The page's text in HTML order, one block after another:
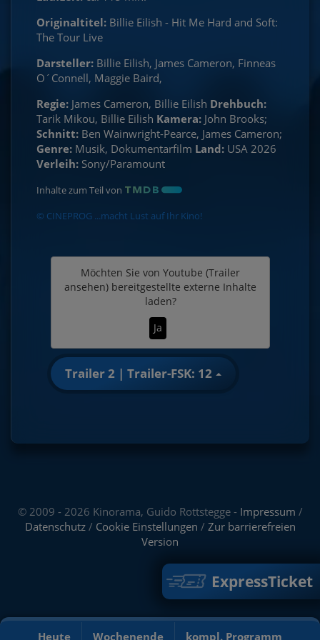
Heute Wochenende kompl. Programm
ExpressTicket
Originaltitel: Billie Eilish - Hit Me Hard and Soft:
The Tour Live
Darsteller: Billie Eilish, James Cameron, Finneas
O´Connell, Maggie Baird,
Regie: James Cameron, Billie Eilish Drehbuch:
Tarik Mikou, Billie Eilish Kamera: John Brooks;
Schnitt: Ben Wainwright-Pearce, James Cameron;
Genre: Musik, Dokumentarfilm Land: USA 2026
Verleih: Sony/Paramount
Inhalte zum Teil von
© CINEPROG ...macht Lust auf Ihr Kino!
Möchten Sie von Youtube (Trailer
ansehen) bereitgestellte externe Inhalte
laden?
Ja
Trailer 2 | Trailer-FSK: 12
© 2009 - 2026 Kinorama, Guido Rottstegge - Impressum /
Datenschutz/ Cookie Einstellungen / Zur barrierefreien
Version